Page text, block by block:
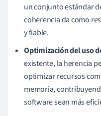
un conjunto estándar
coherencia da como
y fiable.
Optimización del uso
existente, la herencia
optimizar recursos
memoria,
software sean más